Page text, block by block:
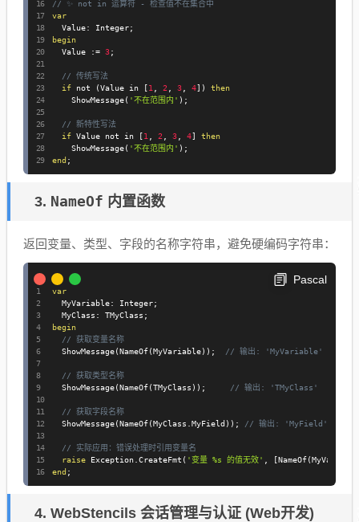
// ✨ not in 运算符 - 检查值不在集合中
var
  Value
: Integer;
begin
  Value
:= 3;
// 传统写法
if
not (Value in [1 2 3 4] )
then
    ShowMessage
( '不在范围内' ) ;
// 新特性写法
if Value not in [1 2 3 4]
then
    ShowMessage
( '不在范围内' ) ;
end ;
3. NameOf 内置函数
返回变量、类型、字段的名称字符串，避免硬编码字符串：
Pascal
var
  MyVariable
: Integer;
  MyClass
: TMyClass ;
begin
// 获取变量名称
  ShowMessage
(NameOf(MyVariable) ) ; // 输出: 'MyVariable'
// 获取类型名称
  ShowMessage
(NameOf(TMyClass ) ) ; // 输出: 'TMyClass'
// 获取字段名称
  ShowMessage
(NameOf(MyClass MyField ) ) ; // 输出: 'MyField'
// 实际应用：错误处理时引用变量名
raise Exception CreateFmt ( '变量 %s 的值无效' [NameOf(MyVariable
end ;
4. WebStencils 会话管理与认证 (Web开发)